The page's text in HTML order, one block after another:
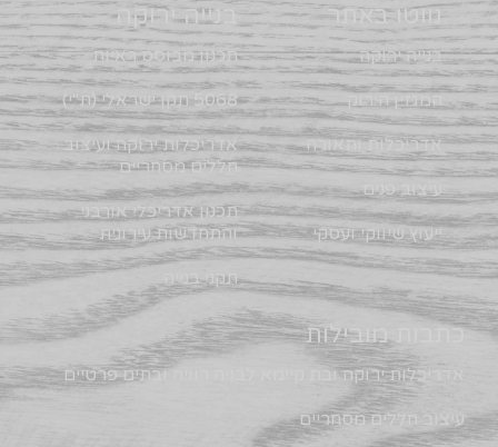
נווטו באתר
בנייה ירוקה
המגזין הירוק
אדריכלות ותאורה
עיצוב פנים
ייעוץ שיווקי ועסקי
בנייה ירוקה
תכנון מבוסס ראיות
5068 תקן ישראלי (ת"י)
אדריכלות ירוקה ועיצוב
חללים מסחריים
תכנון אדריכלי אורבני
והתחדשות עירונית
תקני בנייה
כתבות מובילות
אדריכלות ירוקה ובת קיימא לבניה רוויה ובתים פרטיים
עיצוב חללים מסחריים